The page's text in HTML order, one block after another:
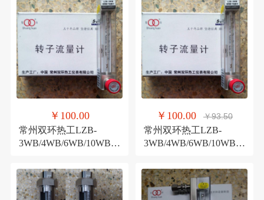
￥100.00
常州双环热工LZB-
3WB/4WB/6WB/10WB玻
3WBF/4WBF
￥100.00 ￥93.50
常州双环热工LZB-
3WB/4WB/6WB/10WB玻
3WBF/4WBF